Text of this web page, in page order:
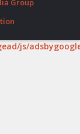
Group
js/